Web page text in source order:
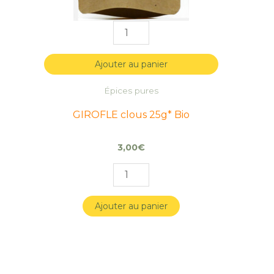
Ajouter au panier
Épices pures
GIROFLE clous 25g* Bio
3,00€
Ajouter au panier